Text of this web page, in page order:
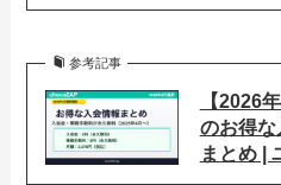
参考記事
【2026
のお得
まとめ |